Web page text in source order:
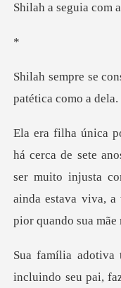
Shilah a
ser muito injusta
ai